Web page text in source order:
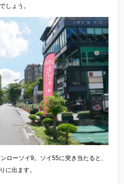
しょう。
ローソイ9。ソイ55に突き当たると、
に出ます。